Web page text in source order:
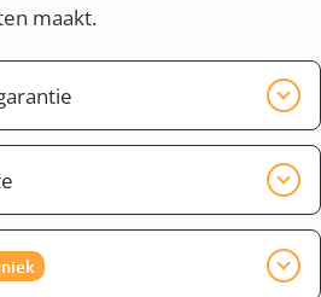
maakt.
tevreden bent met het
er voor dat de website pas
bent.
wil je waarschijnlijk ook
Dit heet conversie. Je wilt